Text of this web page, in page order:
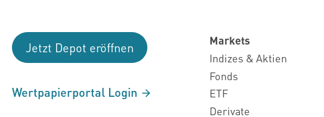
Jetzt Depot eröffnen
Wertpapierportal Login
Markets
Indizes & Aktien
Fonds
ETF
Derivate